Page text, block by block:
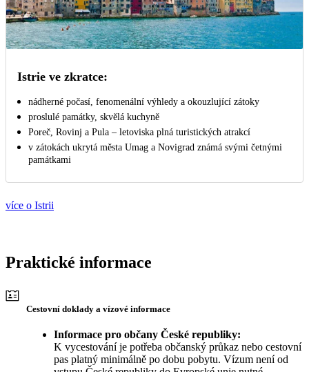
Istrie ve zkratce:
nádherné počasí, fenomenální výhledy a okouzlující zátoky
proslulé památky, skvělá kuchyně
Poreč, Rovinj a Pula – letoviska plná turistických atrakcí
v zátokách ukrytá města Umag a Novigrad známá svými četnými
památkami
více o Istrii
Praktické informace
Cestovní doklady a vízové informace
Informace pro občany České republiky:
K vycestování je potřeba občanský průkaz nebo cestovní
pas platný minimálně po dobu pobytu. Vízum není od